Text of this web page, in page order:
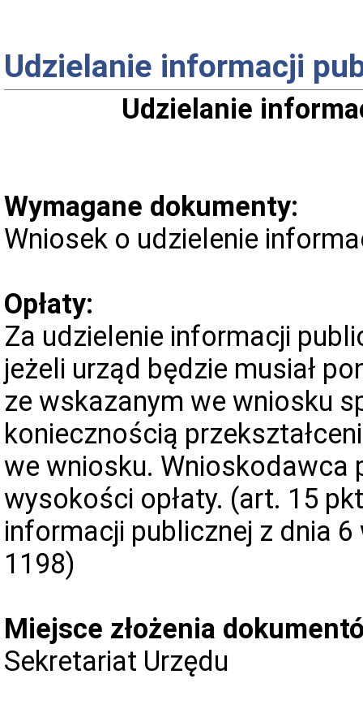
Udzielanie informacji
Udzielanie
Wymagane dokumenty:
Wniosek o udzielenie
Opłaty:
Za udzielenie informacji
jeżeli urząd będzie musiał
ze wskazanym we wniosku
koniecznością
we wniosku. Wnioskodawca
wysokości opłaty. (art. 15
informacji publicznej z dnia 6
1198)
Miejsce złożenia
Sekretariat Urzędu